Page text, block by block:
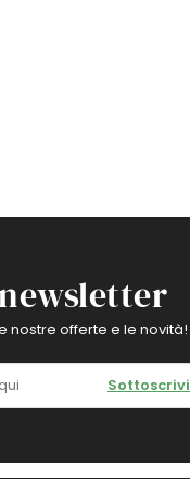
nostre offerte e le novità!
Sottoscrivi